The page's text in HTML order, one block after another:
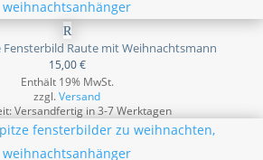
Fensterbild Raute mit Weihnachtsmann
15,00€
Enthält 19% MwSt.
zzgl.Versand
Versandfertig in 3-7 Werktagen